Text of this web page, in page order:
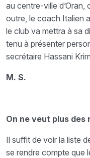
au centre-ville d’Oran,
outre, le coach Italien
le club va mettra à sa
tenu à présenter
secrétaire Hassani
M. S.
On ne veut plus
Il suffit de voir la liste
se rendre compte que